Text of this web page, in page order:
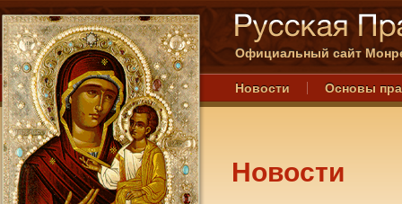
Официальный сайт
Новости Основы
Новости